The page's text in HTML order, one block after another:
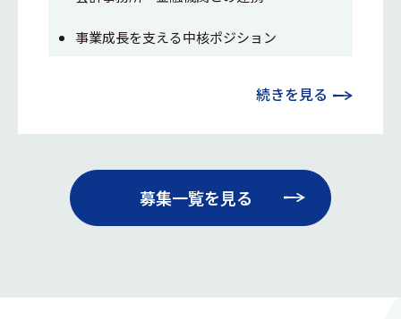
事業成長を支える中核ポジション
続きを見る
募集一覧を見る